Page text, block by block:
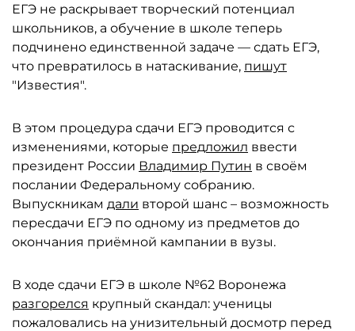
ЕГЭ не раскрывает творческий потенциал
школьников, а обучение в школе теперь
подчинено единственной задаче — сдать ЕГЭ,
что превратилось в натаскивание, пишут
"Известия".
В этом процедура сдачи ЕГЭ проводится с
изменениями, которые предложил ввести
президент России Владимир Путин в своём
послании Федеральному собранию.
Выпускникам дали второй шанс – возможность
пересдачи ЕГЭ по одному из предметов до
окончания приёмной кампании в вузы.
В ходе сдачи ЕГЭ в школе №62 Воронежа
разгорелся крупный скандал: ученицы
пожаловались на унизительный досмотр перед